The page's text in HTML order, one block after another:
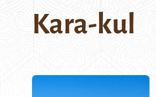
Kara-kul